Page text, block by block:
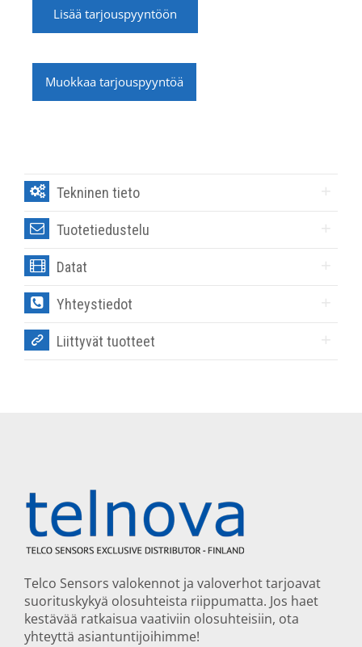
Lisää tarjouspyyntöön
Muokkaa tarjouspyyntöä
Tekninen tieto
Tuotetiedustelu
Datat
Yhteystiedot
Liittyvät tuotteet
Telco Sensors valokennot ja valoverhot tarjoavat
suorituskykyä olosuhteista riippumatta. Jos haet
kestävää ratkaisua vaativiin olosuhteisiin, ota
yhteyttä asiantuntijoihimme!